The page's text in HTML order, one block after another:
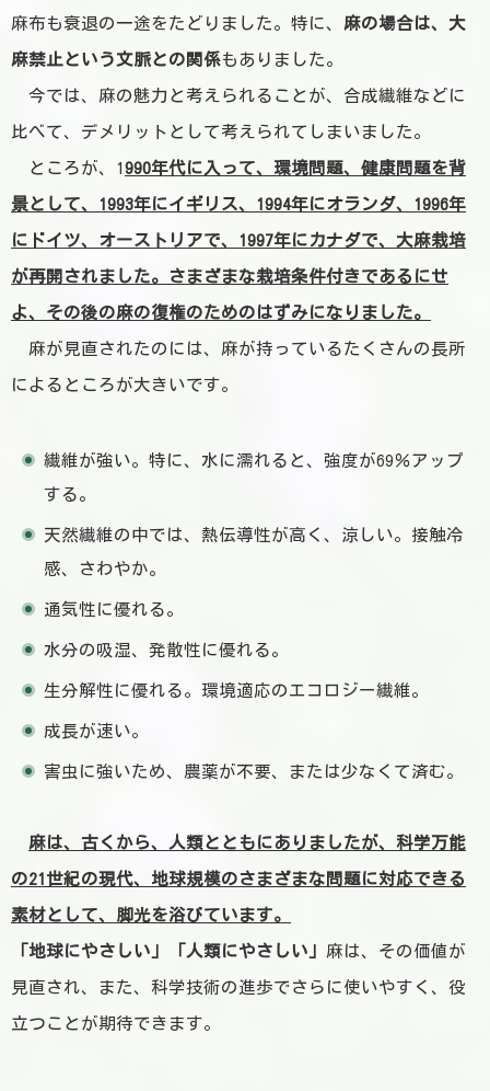
麻布も衰退の一途をたどりました。 特に、 麻の場合は、大
麻禁止という文脈との関係もありました。
今では、麻の魅力と考えられることが、合成繊維などに
比べて、デメリットとして考えられてしまいました。
ところが、 1990年代に入って、環境問題、健康問題を背
景として、1993年にイギリス、1994年にオランダ、1996年
にドイツ、オーストリアで、1997年にカナダで、大麻栽培
が再開されました。さまざまな栽培条件付きであるにせ
よ、その後の麻の復権のためのはずみになりました。
麻が見直されたのには、麻が持っているたくさんの長所
によるところが大きいです。
繊維が強い。特に、水に濡れると、強度が69％アップ
する。
天然繊維の中では、熱伝導性が高く、涼しい。接触冷
感、さわやか。
通気性に優れる。
水分の吸湿、発散性に優れる。
生分解性に優れる。環境適応のエコロジー繊維。
成長が速い。
害虫に強いため、農薬が不要、または少なくて済む。
麻は、古くから、人類とともにありましたが、科学万能
の21世紀の現代、地球規模のさまざまな問題に対応できる
素材として、脚光を浴びています。
「地球にやさしい」「人類にやさしい」 麻は、その価値が
見直され、また、科学技術の進歩でさらに使いやすく、役
立つことが期待できます。